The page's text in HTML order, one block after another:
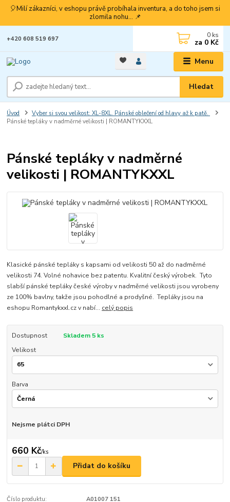
🎈Milí zákazníci, v eshopu právě probíhala inventura, a do toho jsem si
zlomila nohu... 📌
Menu
Hledat
+420 608 519 697 0 ks
za 0 Kč
Úvod
Vyber si svou velikost: XL-8XL. Pánské oblečení od hlavy až k patě.
Pánské tepláky v nadměrné velikosti | ROMANTYKXXL
Pánské tepláky v nadměrné
velikosti | ROMANTYKXXL
Klasické pánské tepláky s kapsami od velikosti 50 až do nadměrné
velikosti 74. Volné nohavice bez patentu. Kvalitní český výrobek. Tyto
slabší pánské tepláky české výroby v nadměrné velikosti jsou vyrobeny
ze 100% bavlny, takže jsou pohodlné a prodyšné. Tepláky jsou na
eshopu Romantykxxl.cz v nabí... celý popis
Dostupnost
Skladem 5 ks
Velikost
Barva
Nejsme plátci DPH
660 Kč/ks
Přidat do košíku
Číslo produktu:
A01007 151